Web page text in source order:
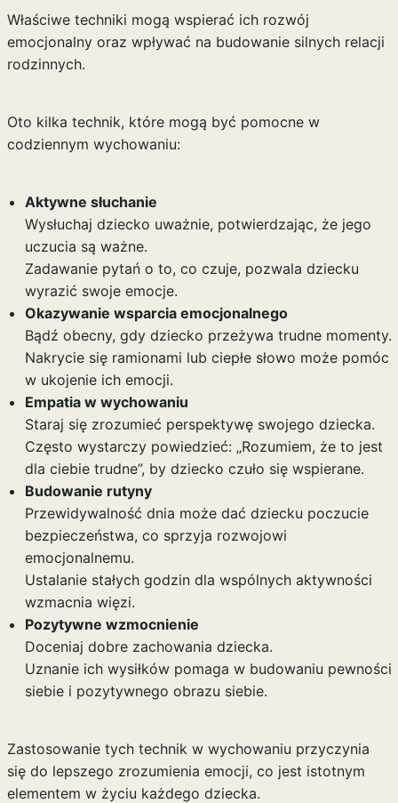
Właściwe techniki mogą wspierać ich rozwój
emocjonalny oraz wpływać na budowanie silnych relacji
rodzinnych.
Oto kilka technik, które mogą być pomocne w
codziennym wychowaniu:
Aktywne słuchanie
Wysłuchaj dziecko uważnie, potwierdzając, że jego
uczucia są ważne.
Zadawanie pytań o to, co czuje, pozwala dziecku
wyrazić swoje emocje.
Okazywanie wsparcia emocjonalnego
Bądź obecny, gdy dziecko przeżywa trudne momenty.
Nakrycie się ramionami lub ciepłe słowo może pomóc
w ukojenie ich emocji.
Empatia w wychowaniu
Staraj się zrozumieć perspektywę swojego dziecka.
Często wystarczy powiedzieć: „Rozumiem, że to jest
dla ciebie trudne”, by dziecko czuło się wspierane.
Budowanie rutyny
Przewidywalność dnia może dać dziecku poczucie
bezpieczeństwa, co sprzyja rozwojowi
emocjonalnemu.
Ustalanie stałych godzin dla wspólnych aktywności
wzmacnia więzi.
Pozytywne wzmocnienie
Doceniaj dobre zachowania dziecka.
Uznanie ich wysiłków pomaga w budowaniu pewności
siebie i pozytywnego obrazu siebie.
Zastosowanie tych technik w wychowaniu przyczynia
się do lepszego zrozumienia emocji, co jest istotnym
elementem w życiu każdego dziecka.